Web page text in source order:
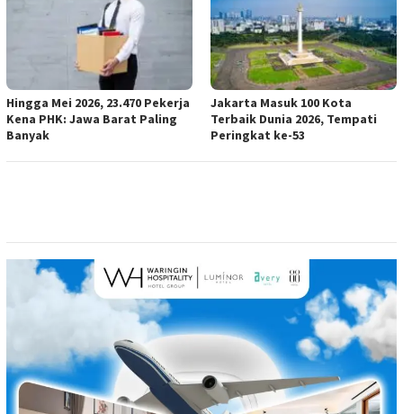
Hingga Mei 2026, 23.470 Pekerja
Kena PHK: Jawa Barat Paling
Banyak
Jakarta Masuk 100 Kota
Terbaik Dunia 2026, Tempati
Peringkat ke-53